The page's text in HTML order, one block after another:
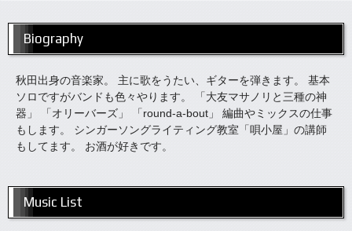
Biography
秋田出身の音楽家。 主に歌をうたい、ギターを弾きます。 基本
ソロですがバンドも色々やります。 「大友マサノリと三種の神
器」 「オリーバーズ」 「round-a-bout」 編曲やミックスの仕事
もします。 シンガーソングライティング教室「唄小屋」の講師
もしてます。 お酒が好きです。
Music List